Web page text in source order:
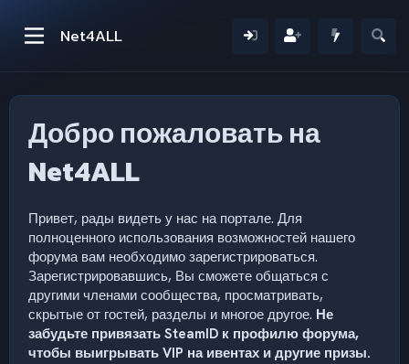
Net4ALL
Добро пожаловать на
Net4ALL
Привет, рады видеть у нас на портале. Для
полноценного использования возможностей нашего
форума вам необходимо зарегистрироваться.
Зарегистрировавшись, Вы сможете общаться с
другими членами сообщества, просматривать,
скрытые от гостей, разделы и многое другое. Не
забудьте привязать SteamID к профилю форума,
чтобы выигрывать VIP на ивентах и другие призы.